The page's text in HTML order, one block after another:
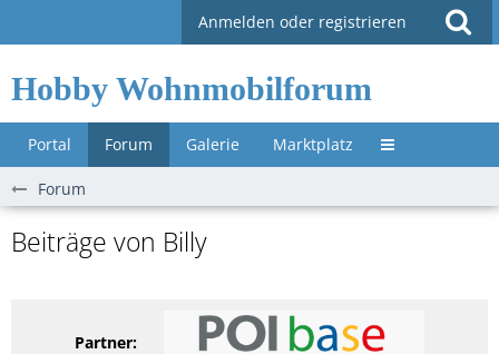
Anmelden oder registrieren
Hobby Wohnmobilforum
Portal Forum Galerie Marktplatz Untermenü »
Forum
Beiträge von Billy
Partner: